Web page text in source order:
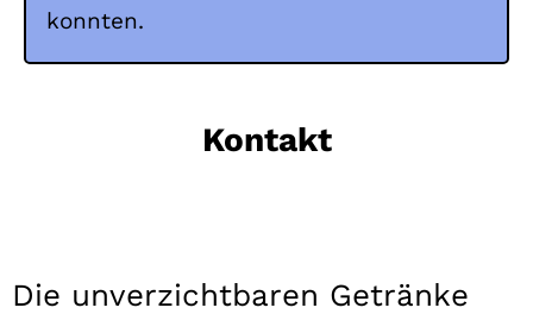
konnten.
Kontakt
Die unverzichtbaren Getränke